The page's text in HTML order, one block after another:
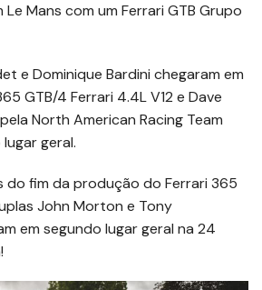
Mans com um Ferrari GTB Grupo
e Dominique Bardini chegaram em
GTB/4 Ferrari 4.4L V12 e Dave
North American Racing Team
geral.
do fim da produção do Ferrari 365
John Morton e Tony
em segundo lugar geral na 24